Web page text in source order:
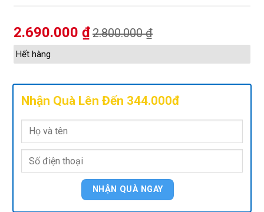
2.690.000 ₫2.800.000₫
Hết hàng
Nhận Quà Lên Đến 344.000đ